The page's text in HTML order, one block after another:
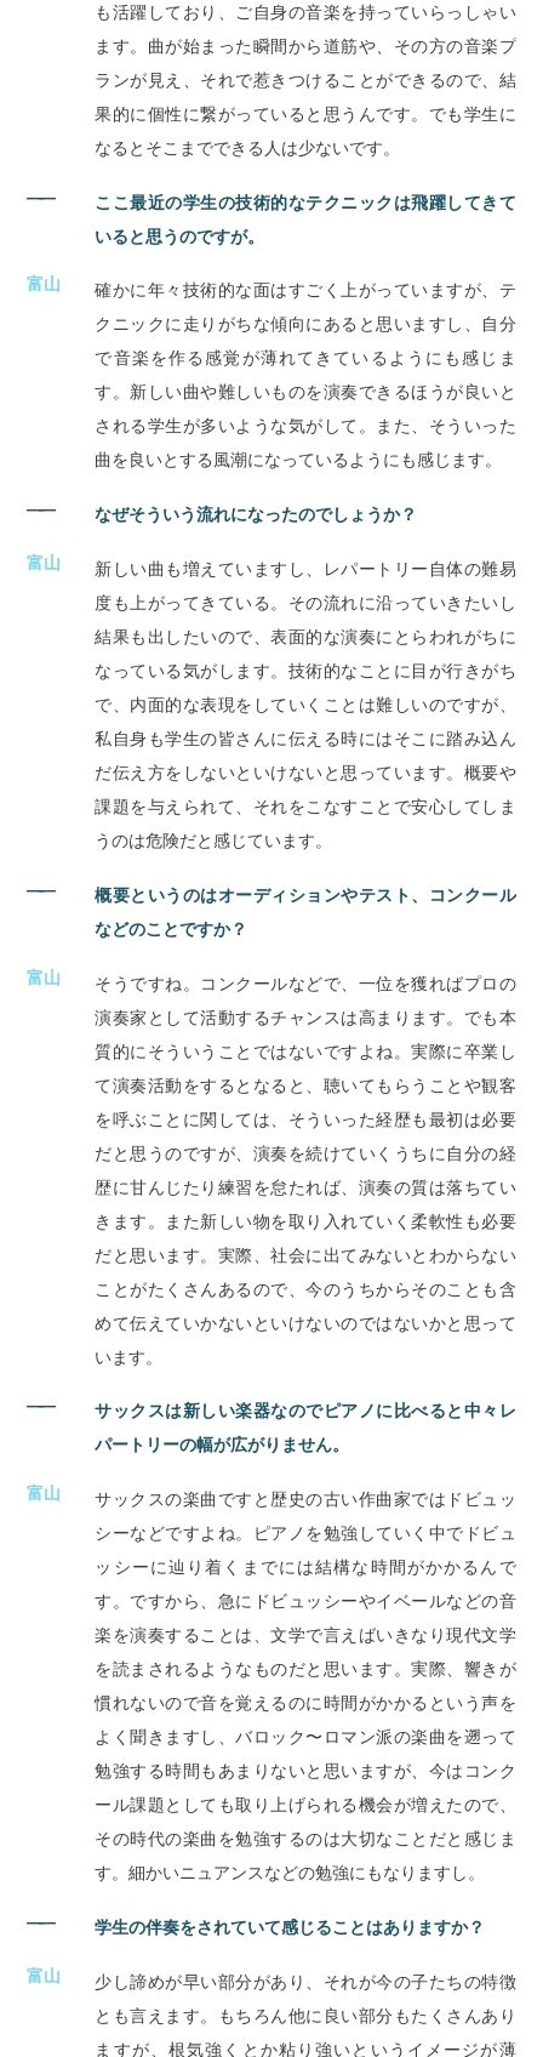
も活躍しており、ご自身の音楽を持っていらっしゃい
ます。曲が始まった瞬間から道筋や、その方の音楽プ
ランが見え、それで惹きつけることができるので、結
果的に個性に繋がっていると思うんです。でも学生に
なるとそこまでできる人は少ないです。
――
ここ最近の学生の技術的なテクニックは飛躍してきて
いると思うのですが。
富山
確かに年々技術的な面はすごく上がっていますが、テ
クニックに走りがちな傾向にあると思いますし、自分
で音楽を作る感覚が薄れてきているようにも感じま
す。新しい曲や難しいものを演奏できるほうが良いと
される学生が多いような気がして。また、そういった
曲を良いとする風潮になっているようにも感じます。
―― なぜそういう流れになったのでしょうか？
富山
新しい曲も増えていますし、レパートリー自体の難易
度も上がってきている。その流れに沿っていきたいし
結果も出したいので、表面的な演奏にとらわれがちに
なっている気がします。技術的なことに目が行きがち
で、内面的な表現をしていくことは難しいのですが、
私自身も学生の皆さんに伝える時にはそこに踏み込ん
だ伝え方をしないといけないと思っています。概要や
課題を与えられて、それをこなすことで安心してしま
うのは危険だと感じています。
――
概要というのはオーディションやテスト、コンクール
などのことですか？
富山
そうですね。コンクールなどで、一位を獲ればプロの
演奏家として活動するチャンスは高まります。でも本
質的にそういうことではないですよね。実際に卒業し
て演奏活動をするとなると、聴いてもらうことや観客
を呼ぶことに関しては、そういった経歴も最初は必要
だと思うのですが、演奏を続けていくうちに自分の経
歴に甘んじたり練習を怠たれば、演奏の質は落ちてい
きます。また新しい物を取り入れていく柔軟性も必要
だと思います。実際、社会に出てみないとわからない
ことがたくさんあるので、今のうちからそのことも含
めて伝えていかないといけないのではないかと思って
います。
――
サックスは新しい楽器なのでピアノに比べると中々レ
パートリーの幅が広がりません。
富山
サックスの楽曲ですと歴史の古い作曲家ではドビュッ
シーなどですよね。ピアノを勉強していく中でドビュ
ッシーに辿り着くまでには結構な時間がかかるんで
す。ですから、急にドビュッシーやイベールなどの音
楽を演奏することは、文学で言えばいきなり現代文学
を読まされるようなものだと思います。実際、響きが
慣れないので音を覚えるのに時間がかかるという声を
よく聞きますし、バロック〜ロマン派の楽曲を遡って
勉強する時間もあまりないと思いますが、今はコンク
ール課題としても取り上げられる機会が増えたので、
その時代の楽曲を勉強するのは大切なことだと感じま
す。細かいニュアンスなどの勉強にもなりますし。
―― 学生の伴奏をされていて感じることはありますか？
富山
少し諦めが早い部分があり、それが今の子たちの特徴
とも言えます。もちろん他に良い部分もたくさんあり
ますが、根気強くとか粘り強いというイメージが薄